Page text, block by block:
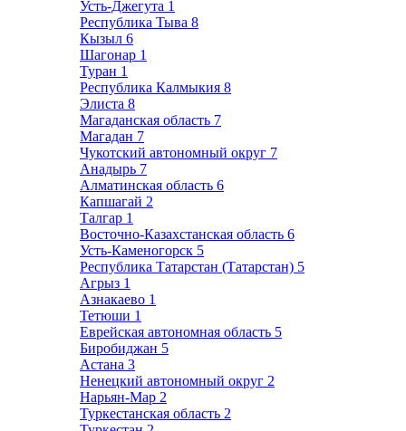
Усть-Джегута 1
Республика Тыва 8
Кызыл 6
Шагонар 1
Туран 1
Республика Калмыкия 8
Элиста 8
Магаданская область 7
Магадан 7
Чукотский автономный округ 7
Анадырь 7
Алматинская область 6
Капшагай 2
Талгар 1
Восточно-Казахстанская область 6
Усть-Каменогорск 5
Республика Татарстан (Татарстан) 5
Агрыз 1
Азнакаево 1
Тетюши 1
Еврейская автономная область 5
Биробиджан 5
Астана 3
Ненецкий автономный округ 2
Нарьян-Мар 2
Туркестанская область 2